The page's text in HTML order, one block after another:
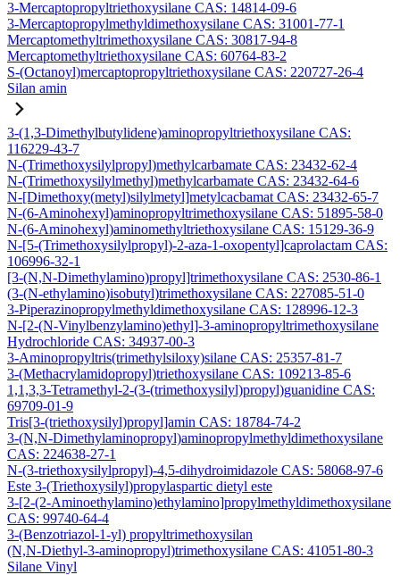
3-Mercaptopropyltriethoxysilane CAS: 14814-09-6
3-Mercaptopropylmethyldimethoxysilane CAS: 31001-77-1
Mercaptomethyltrimethoxysilane CAS: 30817-94-8
Mercaptomethyltriethoxysilane CAS: 60764-83-2
S-(Octanoyl)mercaptopropyltriethoxysilane CAS: 220727-26-4
Silan amin
3-(1,3-Dimethylbutylidene)aminopropyltriethoxysilane CAS:
116229-43-7
N-(Trimethoxysilylpropyl)methylcarbamate CAS: 23432-62-4
N-(Trimethoxysilylmethyl)methylcarbamate CAS: 23432-64-6
N-[Dimethoxy(metyl)silylmetyl]metylcacbamat CAS: 23432-65-7
N-(6-Aminohexyl)aminopropyltrimethoxysilane CAS: 51895-58-0
N-(6-Aminohexyl)aminomethyltriethoxysilane CAS: 15129-36-9
N-[5-(Trimethoxysilylpropyl)-2-aza-1-oxopentyl]caprolactam CAS:
106996-32-1
[3-(N,N-Dimethylamino)propyl]trimethoxysilane CAS: 2530-86-1
(3-(N-ethylamino)isobutyl)trimethoxysilane CAS: 227085-51-0
3-Piperazinopropylmethyldimethoxysilane CAS: 128996-12-3
N-[2-(N-Vinylbenzylamino)ethyl]-3-aminopropyltrimethoxysilane
Hydrochloride CAS: 34937-00-3
3-Aminopropyltris(trimethylsiloxy)silane CAS: 25357-81-7
3-(Methacrylamidopropyl)triethoxysilane CAS: 109213-85-6
1,1,3,3-Tetramethyl-2-(3-(trimethoxysilyl)propyl)guanidine CAS:
69709-01-9
Tris[3-(triethoxysilyl)propyl]amin CAS: 18784-74-2
3-(N,N-Dimethylaminopropyl)aminopropylmethyldimethoxysilane
CAS: 224638-27-1
N-(3-triethoxysilylpropyl)-4,5-dihydroimidazole CAS: 58068-97-6
Este 3-(Triethoxysilyl)propylaspartic dietyl este
3-[2-(2-Aminoethylamino)ethylamino]propylmethyldimethoxysilane
CAS: 99740-64-4
3-(Benzotriazol-1-yl) propyltrimethoxysilan
(N,N-Diethyl-3-aminopropyl)trimethoxysilane CAS: 41051-80-3
Silane Vinyl